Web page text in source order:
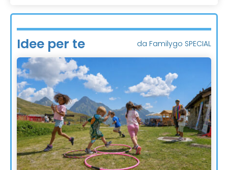
Idee per te da Familygo SPECIAL